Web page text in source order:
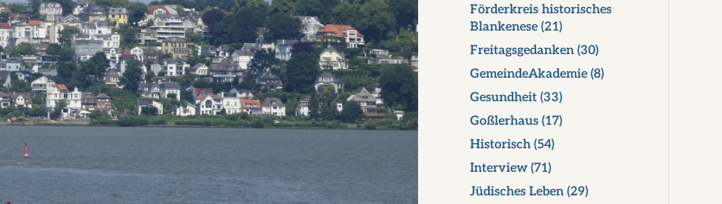
Förderkreis historisches
Blankenese (21)
Freitagsgedanken (30)
GemeindeAkademie (8)
Gesundheit (33)
Goßlerhaus (17)
Historisch (54)
Interview (71)
Jüdisches Leben (29)